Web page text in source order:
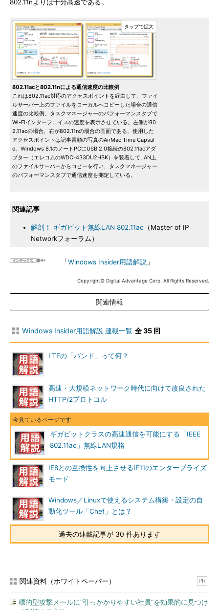
802.11nよりは十分高速である。
802.11acと802.11nによる通信速度の比較例
これは802.11ac対応のアクセスポイントを経由して、ファイ
ルサーバー上のファイルをローカルへコピーした場合の通信
速度の比較例。タスクマネージャーのパフォーマンスタブで
Wi-Fiインターフェイスの速度を表示させている。左側が80
2.11acの場合、右が802.11nの場合の画面である。使用した
アクセスポイントは記事冒頭の写真のAirMac Time Capsul
e。Windows 8.1のノートPCにUSB 2.0接続の802.11acアダ
プター（エレコムのWDC-433DU2HBK）を装着してLAN上
のファイルサーバーからコピーを行い、タスクマネージャー
のパフォーマンスタブで通信速度を測定している。
関連記事
解剖！ ギガビット無線LAN 802.11ac （Master of IP
Networkフォーラム）
「Windows Insider用語解説 」
Copyright© Digital Advantage Corp. All Rights Reserved.
関連情報
Windows Insider用語解説 連載一覧 全 35 回
LTEの「バンド」って何？
高速・大規模ネットワーク時代に向けて改良された
HTTP/2プロトコル
ギガビットクラスの高速通信を可能にする「IEEE
802.11ac」無線LAN規格
IE8との互換性を向上させるIE11のエンタープライズ
モード
Windows／Linuxで使えるシステム構築・設定の自
動化ツール「Chef」とは？
過去の連載記事が 30 件あります
関連資料（ホワイトペーパー） PR
標的型攻撃メールに“引っかかりやすい社員”を効果的に見つけ